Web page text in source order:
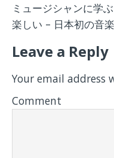
ミュージシャンに学
楽しい – 日本初の音
Leave a Reply
Your email address
Comment